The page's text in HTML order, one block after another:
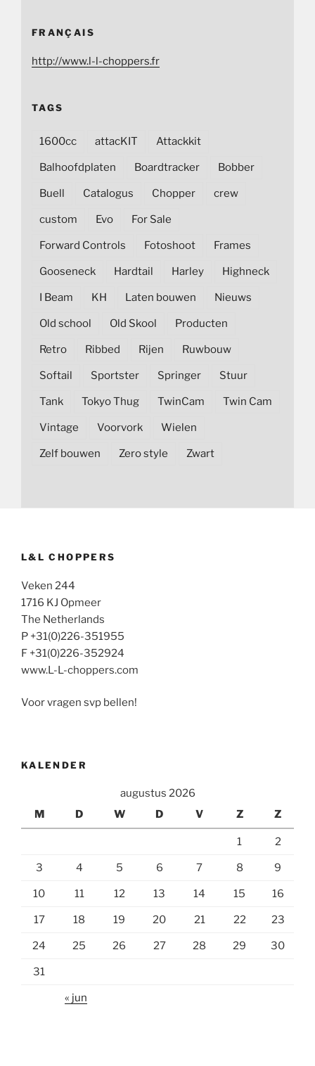
FRANÇAIS
http://www.l-l-choppers.fr
TAGS
1600cc attacKIT Attackkit
Balhoofdplaten Boardtracker Bobber
Buell Catalogus Chopper crew
custom Evo For Sale
Forward Controls Fotoshoot Frames
Gooseneck Hardtail Harley Highneck
I Beam KH Laten bouwen Nieuws
Old school Old Skool Producten
Retro Ribbed Rijen Ruwbouw
Softail Sportster Springer Stuur
Tank Tokyo Thug TwinCam Twin Cam
Vintage Voorvork Wielen
Zelf bouwen Zero style Zwart
L&L CHOPPERS
Veken 244
1716 KJ Opmeer
The Netherlands
P +31(0)226-351955
F +31(0)226-352924
www.L-L-choppers.com
Voor vragen svp bellen!
KALENDER
augustus 2026
M
D W D V Z Z
1 2
3 4 5 6 7 8 9
10 11 12 13 14 15 16
17 18 19 20 21 22 23
24 25 26 27 28 29 30
31
« jun